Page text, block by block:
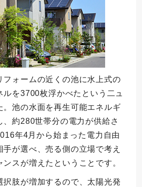
フォームの近くの池に水上式の
ルを3700枚浮かべたという二ュ
。池の水面を再生可能エネルギ
、約280世帯分の電力が供給さ
年4月から始まった電力自由
が選べ、売る側の立場で考え
スが増えたということです。
択肢が増加するので、太陽光発